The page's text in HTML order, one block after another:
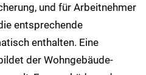
und für Arbeitnehmer
entsprechende
enthalten. Eine
der Wohngebäude-